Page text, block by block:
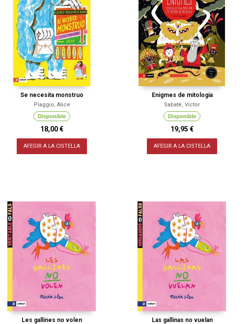
Se necesita monstruo
Piaggio, Alice
Disponible
18,00 €
AFEGIR A LA CISTELLA
Enigmes de mitologia
Sabaté, Víctor
Disponible
19,95 €
AFEGIR A LA CISTELLA
Les gallines no volen Las gallinas no vuelan